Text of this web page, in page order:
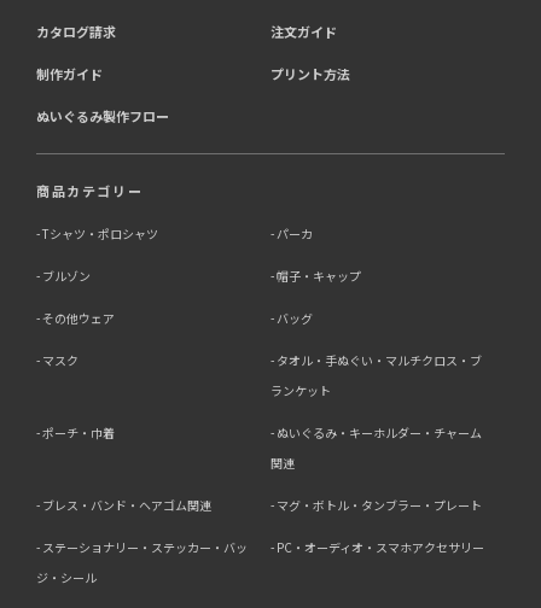
カタログ請求 注文ガイド
制作ガイド プリント方法
ぬいぐるみ製作フロー
商品カテゴリー
Tシャツ・ポロシャツ パーカ
ブルゾン 帽子・キャップ
その他ウェア バッグ
マスク
タオル・手ぬぐい・マルチクロス・ブ
ランケット
ポーチ・巾着
ぬいぐるみ・キーホルダー・チャーム
関連
ブレス・バンド・ヘアゴム関連 マグ・ボトル・タンブラー・プレート
ステーショナリー・ステッカー・バッ
ジ・シール
PC・オーディオ・スマホアクセサリー